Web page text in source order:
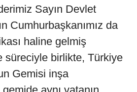
Sayın Devlet
Cumhurbaşkanımız da
haline gelmiş
süreciyle birlikte, Türkiye
Gemisi inşa